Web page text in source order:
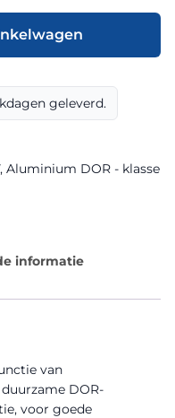
geleverd.
, Aluminium DOR - klasse
informatie
van
DOR-
voor goede